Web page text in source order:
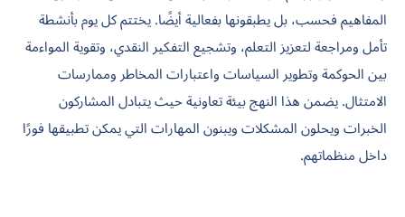
المفاهيم فحسب، بل يطبقونها بفعالية أيضًا. يختتم كل يوم بأنشطة
تأمل ومراجعة لتعزيز التعلم، وتشجيع التفكير النقدي، وتقوية المواءمة
بين الحوكمة وتطوير السياسات واعتبارات المخاطر وممارسات
الامتثال. يضمن هذا النهج بيئة تعاونية حيث يتبادل المشاركون
الخبرات ويحلون المشكلات ويبنون المهارات التي يمكن تطبيقها فورًا
داخل منظماتهم.